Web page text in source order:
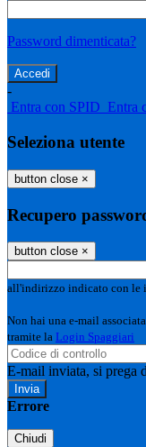
Password dimenticata?
-
Entra con SPID Entra
Seleziona utente
button close ×
Recupero
button close ×
all'indirizzo indicato con le
Non hai una e-mail
tramite la Login Spaggiari
E-mail inviata, si prega
Errore
Chiudi